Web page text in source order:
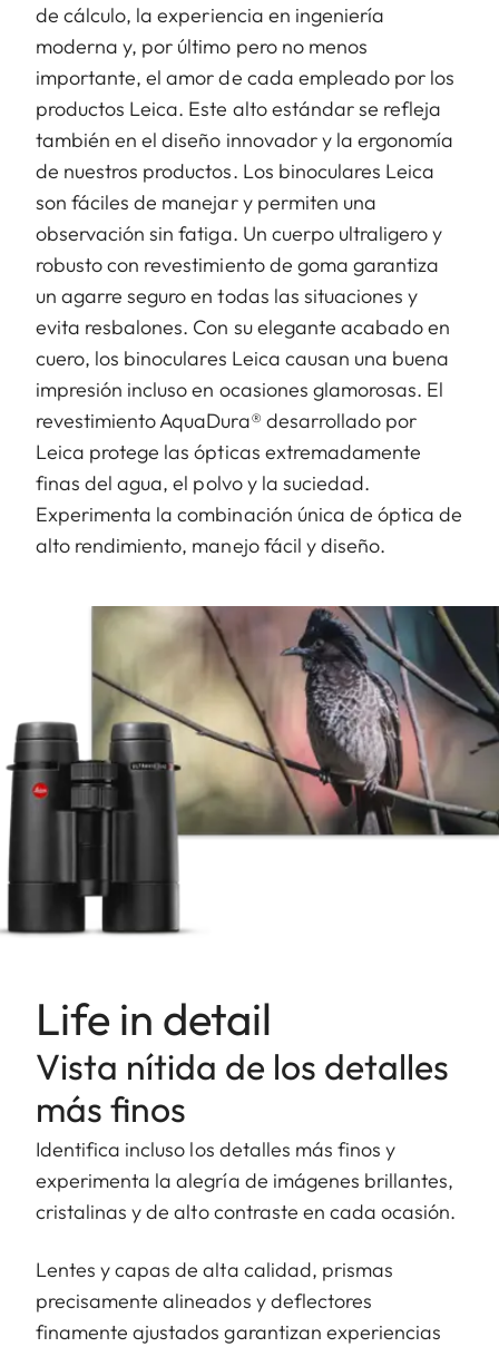
de cálculo, la experiencia en ingeniería
moderna y, por último pero no menos
importante, el amor de cada empleado por los
productos Leica. Este alto estándar se refleja
también en el diseño innovador y la ergonomía
de nuestros productos. Los binoculares Leica
son fáciles de manejar y permiten una
observación sin fatiga. Un cuerpo ultraligero y
robusto con revestimiento de goma garantiza
un agarre seguro en todas las situaciones y
evita resbalones. Con su elegante acabado en
cuero, los binoculares Leica causan una buena
impresión incluso en ocasiones glamorosas. El
revestimiento AquaDura® desarrollado por
Leica protege las ópticas extremadamente
finas del agua, el polvo y la suciedad.
Experimenta la combinación única de óptica de
alto rendimiento, manejo fácil y diseño.
Life in detail
Vista nítida de los detalles
más finos
Identifica incluso los detalles más finos y
experimenta la alegría de imágenes brillantes,
cristalinas y de alto contraste en cada ocasión.
Lentes y capas de alta calidad, prismas
precisamente alineados y deflectores
finamente ajustados garantizan experiencias